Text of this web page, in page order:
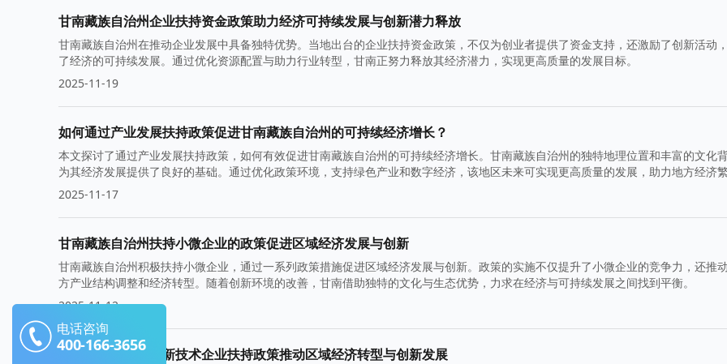
甘南藏族自治州企业扶持资金政策助力经济可持续发展与创新潜力释放
甘南藏族自治州在推动企业发展中具备独特优势。当地出台的企业扶持资金政策，不仅为创业者提供了资金支持，还激励了创新活动
了经济的可持续发展。通过优化资源配置与助力行业转型，甘南正努力释放其经济潜力，实现更高质量的发展目标。
2025-11-19
如何通过产业发展扶持政策促进甘南藏族自治州的可持续经济增长？
本文探讨了通过产业发展扶持政策，如何有效促进甘南藏族自治州的可持续经济增长。甘南藏族自治州的独特地理位置和丰富的文化背
为其经济发展提供了良好的基础。通过优化政策环境，支持绿色产业和数字经济，该地区未来可实现更高质量的发展，助力地方经济繁
2025-11-17
甘南藏族自治州扶持小微企业的政策促进区域经济发展与创新
甘南藏族自治州积极扶持小微企业，通过一系列政策措施促进区域经济发展与创新。政策的实施不仅提升了小微企业的竞争力，还推
方产业结构调整和经济转型。随着创新环境的改善，甘南借助独特的文化与生态优势，力求在经济与可持续发展之间找到平衡。
2025-11-12
甘南藏族自治州高新技术企业扶持政策推动区域经济转型与创新发展
电话咨询
400-166-3656